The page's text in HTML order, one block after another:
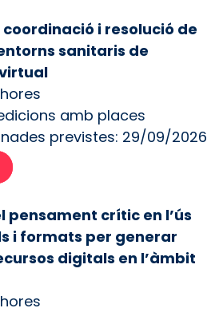
i resolució de
sanitaris de
amb places
previstes: 29/09/2026
pensament crític en l’ús
i formats per generar
digitals en l’àmbit